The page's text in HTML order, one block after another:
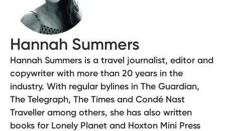
Hannah Summers
Hannah Summers is a travel journalist, editor and
copywriter with more than 20 years in the
industry. With regular bylines in The Guardian,
The Telegraph, The Times and Condé Nast
Traveller among others, she has also written
books for Lonely Planet and Hoxton Mini Press